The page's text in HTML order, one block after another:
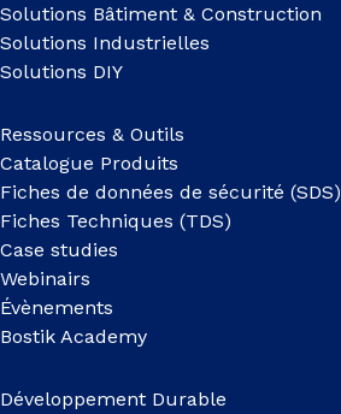
Solutions Bâtiment & Construction
Solutions Industrielles
Solutions DIY
Ressources & Outils
Catalogue Produits
Fiches de données de sécurité (SDS)
Fiches Techniques (TDS)
Case studies
Webinairs
Évènements
Bostik Academy
Développement Durable